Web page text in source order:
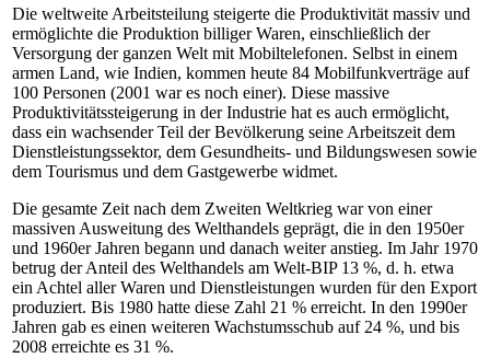
Die weltweite Arbeitsteilung steigerte die Produktivität massiv und
ermöglichte die Produktion billiger Waren, einschließlich der
Versorgung der ganzen Welt mit Mobiltelefonen. Selbst in einem
armen Land, wie Indien, kommen heute 84 Mobilfunkverträge auf
100 Personen (2001 war es noch einer). Diese massive
Produktivitätssteigerung in der Industrie hat es auch ermöglicht,
dass ein wachsender Teil der Bevölkerung seine Arbeitszeit dem
Dienstleistungssektor, dem Gesundheits- und Bildungswesen sowie
dem Tourismus und dem Gastgewerbe widmet.
Die gesamte Zeit nach dem Zweiten Weltkrieg war von einer
massiven Ausweitung des Welthandels geprägt, die in den 1950er
und 1960er Jahren begann und danach weiter anstieg. Im Jahr 1970
betrug der Anteil des Welthandels am Welt-BIP 13 %, d. h. etwa
ein Achtel aller Waren und Dienstleistungen wurden für den Export
produziert. Bis 1980 hatte diese Zahl 21 % erreicht. In den 1990er
Jahren gab es einen weiteren Wachstumsschub auf 24 %, und bis
2008 erreichte es 31 %.